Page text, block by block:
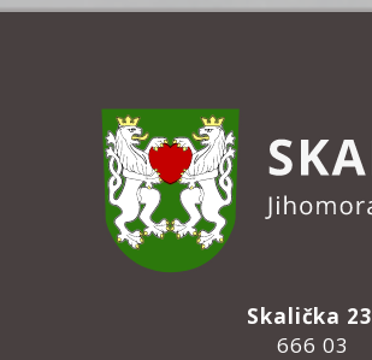
Skalička 23
666 03